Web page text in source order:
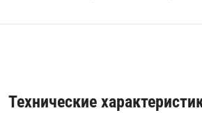
Технические